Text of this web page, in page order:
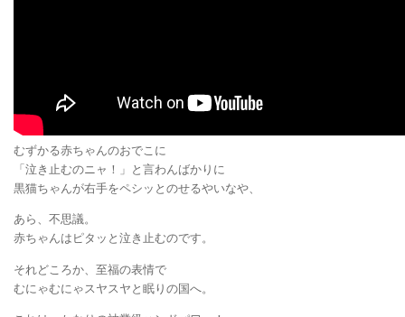
むずかる赤ちゃんのおでこに
「泣き止むのニャ！」と言わんばかりに
黒猫ちゃんが右手をペシッとのせるやいなや、
あら、不思議。
赤ちゃんはピタッと泣き止むのです。
それどころか、至福の表情で
むにゃむにゃスヤスヤと眠りの国へ。